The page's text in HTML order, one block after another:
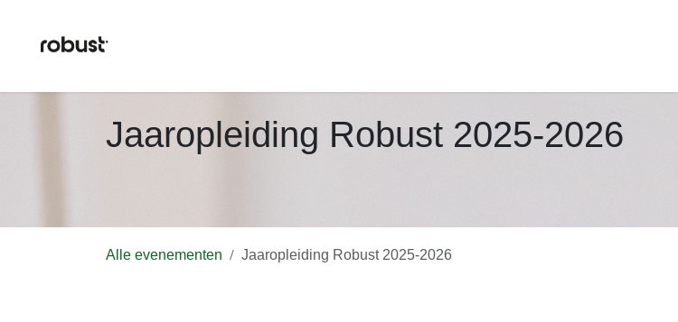
Jaaropleiding Robust 2025-2026
Alle evenementen Jaaropleiding Robust 2025-2026